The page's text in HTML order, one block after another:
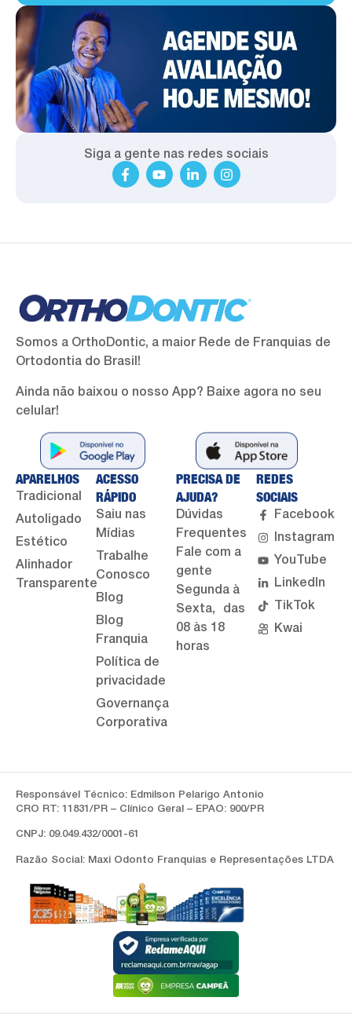
Siga a gente nas redes sociais
Somos a OrthoDontic, a maior Rede de Franquias de
Ortodontia do Brasil!
Ainda não baixou o nosso App? Baixe agora no seu
celular!
APARELHOS
Tradicional
Autoligado
Estético
Alinhador
Transparente
ACESSO
RÁPIDO
Saiu nas
Mídias
Trabalhe
Conosco
Blog
Blog
Franquia
Política de
privacidade
Governança
Corporativa
PRECISA DE
AJUDA?
Dúvidas
Frequentes
Fale com a
gente
Segunda à
Sexta, das
08 às 18
horas
REDES
SOCIAIS
Facebook
Instagram
YouTube
LinkedIn
TikTok
Kwai
Responsável Técnico: Edmilson Pelarigo Antonio
CRO RT: 11831/PR – Clínico Geral – EPAO: 900/PR
CNPJ: 09.049.432/0001-61
Razão Social: Maxi Odonto Franquias e Representações LTDA